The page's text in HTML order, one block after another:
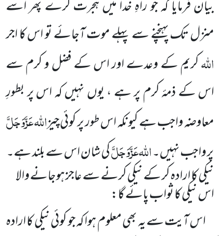
بیان فرمایا کہ جو راہِ خدا میں ہجرت کرے پھر اسے
منزل تک پہنچنے سے پہلے موت آجائے تو اس کا اجر
اللہکریم کے وعدے اور اس کے فضل و کرم سے
اس کے ذمۂ کرم پر ہے ، یوں نہیں کہ اس پر بطورِ
معاوضہ واجب ہے کیونکہ اس طور پر کوئی چیزاللہعَزَّوَجَلَّ
پر واجب نہیں۔اللہعَزَّوَجَلَّکی شان اس سے بلند ہے۔
نیکی کا ارادہ کر کے نیکی کرنے سے عاجز ہوجانے والا
اس نیکی کا ثواب پائے گا:
اس آیت سے یہ بھی معلوم ہوا کہ جو کوئی نیکی کا ارادہ